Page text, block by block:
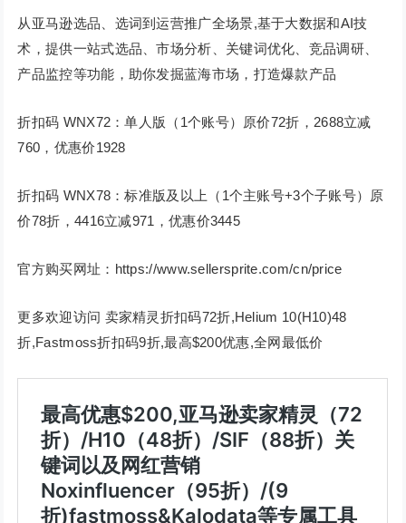
从亚马逊选品、选词到运营推广全场景,基于大数据和AI技
术，提供一站式选品、市场分析、关键词优化、竞品调研、
产品监控等功能，助你发掘蓝海市场，打造爆款产品
折扣码 WNX72：单人版（1个账号）原价72折，2688立减
760，优惠价1928
折扣码 WNX78：标准版及以上（1个主账号+3个子账号）原
价78折，4416立减971，优惠价3445
官方购买网址：https://www.sellersprite.com/cn/price
更多欢迎访问 卖家精灵折扣码72折,Helium 10(H10)48
折,Fastmoss折扣码9折,最高$200优惠,全网最低价